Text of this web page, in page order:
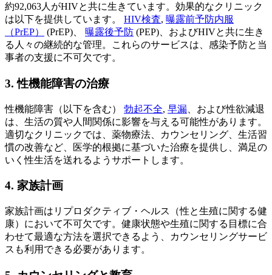
約92,063人がHIVと共に生きています。効果的なクリニック
は以下を提供しています。 HIV検査, 曝露前予防内服
（PrEP）
(PrEP)、 曝露後予防 (PEP)、およびHIVと共に生き
る人々の継続的な管理。これらのサービスは、感染予防と当
事者の支援に不可欠です。
3. 性機能障害の治療
性機能障害（以下を含む） 勃起不全, 早漏 、および性欲減退
は、生活の質や人間関係に影響を与える可能性があります。
適切なクリニックでは、薬物療法、カウンセリング、生活習
慣の改善など、医学的根拠に基づいた治療を提供し、満足の
いく性生活を送れるようサポートします。
4. 家族計画
家族計画はリプロダクティブ・ヘルス（性と生殖に関する健
康）において不可欠です。健康状態や生殖に関する目標に合
わせて最適な方法を選択できるよう、カウンセリングサービ
スも利用できる必要があります。